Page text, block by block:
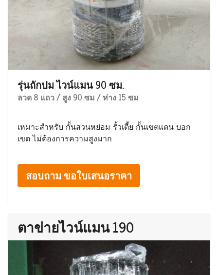
รุ่นถักปม ไวน์แมน 90 ซม.
ลวด 8 แถว / สูง 90 ซม / ห่าง 15 ซม
เหมาะสำหรับ กั้นสวนหย่อม รั้วเตี้ย กั้นเขตแดน บอก
เขต ไม่ต้องการความสูงมาก
สอบถาม ขอใบเสนอราคา
ตาข่ายไวน์แมน 190